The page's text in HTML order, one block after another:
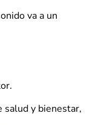
va a un
salud y bienestar,